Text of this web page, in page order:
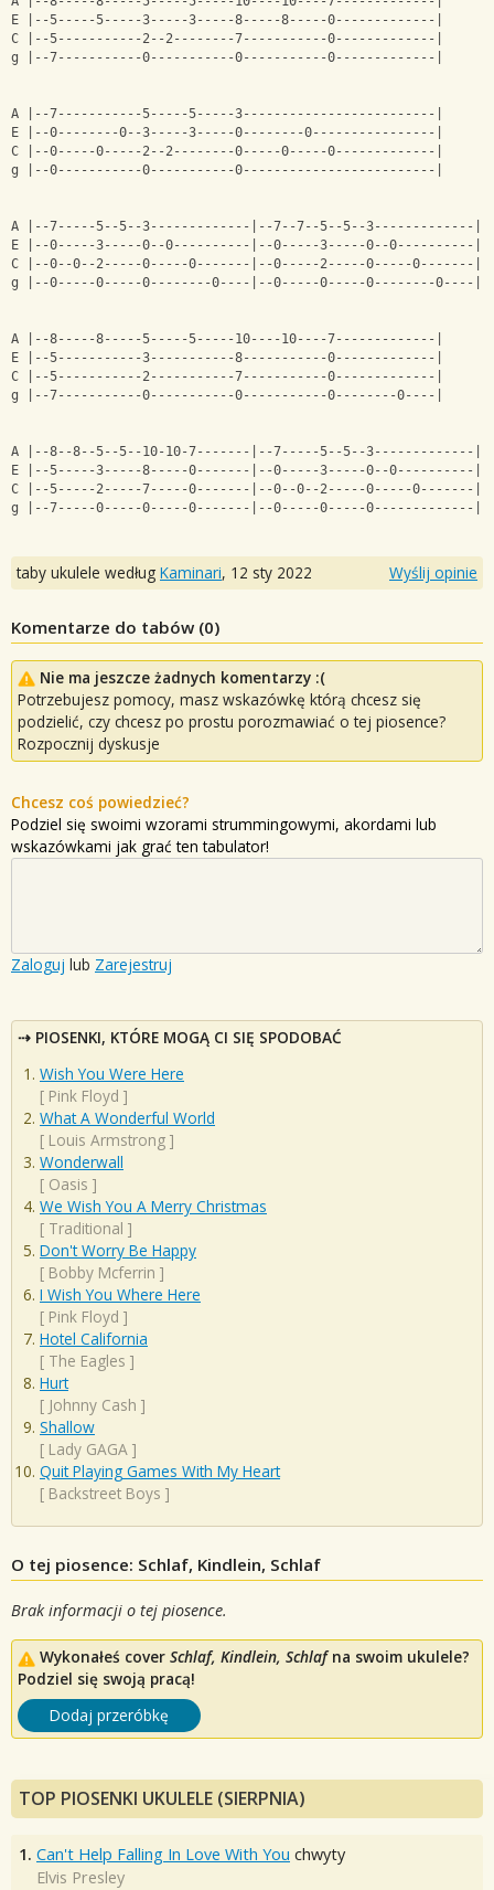
E |--5-----5-----3-----3-----8-----8-----0-------------|
C |--5-----------2--2--------7-----------0-------------|
g |--7-----------0-----------0-----------0-------------|
A |--7-----------5-----5-----3-------------------------|
E |--0--------0--3-----3-----0--------0----------------|
C |--0-----0-----2--2--------0-----0-----0-------------|
g |--0-----------0-----------0-------------------------|
A |--7-----5--5--3-------------|--7--7--5--5--3-------------|
E |--0-----3-----0--0----------|--0-----3-----0--0----------|
C |--0--0--2-----0-----0-------|--0-----2-----0-----0-------|
g |--0-----0-----0--------0----|--0-----0-----0--------0----|
A |--8-----8-----5-----5-----10----10----7-------------|
E |--5-----------3-----------8-----------0-------------|
C |--5-----------2-----------7-----------0-------------|
g |--7-----------0-----------0-----------0--------0----|
A |--8--8--5--5--10-10-7-------|--7-----5--5--3-------------
E |--5-----3-----8-----0-------|--0-----3-----0--0----------
C |--5-----2-----7-----0-------|--0--0--2-----0-----0-------
g |--7-----0-----0-----0-------|--0-----0-----0-------------
taby ukulele według Kaminari, 12 sty 2022 Wyślij opinie
Komentarze do tabów (0)
Nie ma jeszcze żadnych komentarzy :(
Potrzebujesz pomocy, masz wskazówkę którą chcesz się
podzielić, czy chcesz po prostu porozmawiać o tej piosence?
Rozpocznij dyskusje
Chcesz coś powiedzieć?
Podziel się swoimi wzorami strummingowymi, akordami lub
wskazówkami jak grać ten tabulator!
Zaloguj lub Zarejestruj
PIOSENKI, KTÓRE MOGĄ CI SIĘ SPODOBAĆ
Wish You Were Here
[ Pink Floyd ]
What A Wonderful World
[ Louis Armstrong ]
Wonderwall
[ Oasis ]
We Wish You A Merry Christmas
[ Traditional ]
Don't Worry Be Happy
[ Bobby Mcferrin ]
I Wish You Where Here
[ Pink Floyd ]
Hotel California
[ The Eagles ]
Hurt
[ Johnny Cash ]
Shallow
[ Lady GAGA ]
Quit Playing Games With My Heart
[ Backstreet Boys ]
O tej piosence: Schlaf, Kindlein, Schlaf
Brak informacji o tej piosence.
Wykonałeś cover Schlaf, Kindlein, Schlafna swoim ukulele?
Podziel się swoją pracą!
Dodaj przeróbkę
TOP PIOSENKI UKULELE (SIERPNIA)
1. Can't Help Falling In Love With You chwyty
Elvis Presley